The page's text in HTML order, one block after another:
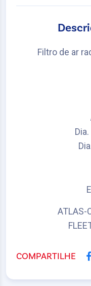
Filtro de ar
ATLAS-
COMPARTILHE